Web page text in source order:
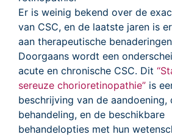
Er is weinig bekend over de
van CSC, en de laatste jaren is
aan therapeutische
Doorgaans wordt een
acute en chronische CSC. Dit
sereuze chorioretinopathie” is
beschrijving van de
behandeling, en de beschikbare
behandelopties met hun